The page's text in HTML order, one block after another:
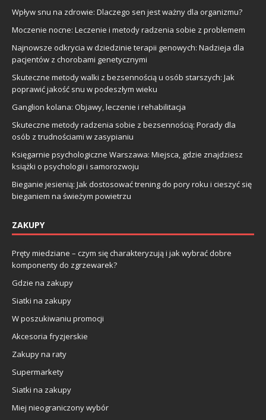
Wpływ snu na zdrowie: Dlaczego sen jest ważny dla organizmu?
Moczenie nocne: Leczenie i metody radzenia sobie z problemem
Najnowsze odkrycia w dziedzinie terapii genowych: Nadzieja dla
pacjentów z chorobami genetycznymi
Skuteczne metody walki z bezsennością u osób starszych: Jak
poprawić jakość snu w podeszłym wieku
Ganglion kolana: Objawy, leczenie i rehabilitacja
Skuteczne metody radzenia sobie z bezsennością: Porady dla
osób z trudnościami w zasypianiu
Księgarnie psychologiczne Warszawa: Miejsca, gdzie znajdziesz
książki o psychologii i samorozwoju
Bieganie jesienią: Jak dostosować trening do pory roku i cieszyć się
bieganiem na świeżym powietrzu
ZAKUPY
Pręty miedziane – czym się charakteryzują i jak wybrać dobre
komponenty do zgrzewarek?
Gdzie na zakupy
Siatki na zakupy
W poszukiwaniu promocji
Akcesoria fryzjerskie
Zakupy na raty
Supermarkety
Siatki na zakupy
Miej nieograniczony wybór